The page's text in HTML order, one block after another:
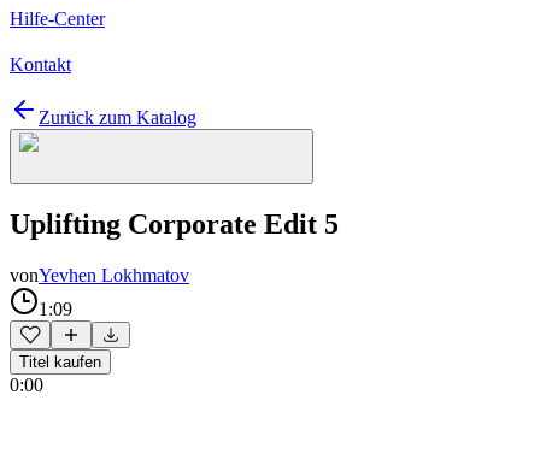
Hilfe-Center
Kontakt
Zurück zum Katalog
Uplifting Corporate Edit 5
vonYevhen Lokhmatov
1:09
Titel kaufen
0:00